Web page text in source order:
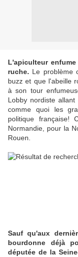
L'apiculteur
ruche. Le problème
buzz et que l'abeille
à son tour
Lobby nordiste
comme quoi les
politique française!
Normandie, pour la
Rouen.
Sauf qu'aux
bourdonne déjà
députée de la